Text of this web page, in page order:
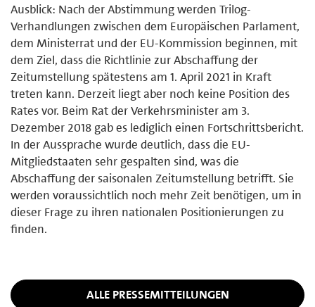
Ausblick: Nach der Abstimmung werden Trilog-
Verhandlungen zwischen dem Europäischen Parlament,
dem Ministerrat und der EU-Kommission beginnen, mit
dem Ziel, dass die Richtlinie zur Abschaffung der
Zeitumstellung spätestens am 1. April 2021 in Kraft
treten kann. Derzeit liegt aber noch keine Position des
Rates vor. Beim Rat der Verkehrsminister am 3.
Dezember 2018 gab es lediglich einen Fortschrittsbericht.
In der Aussprache wurde deutlich, dass die EU-
Mitgliedstaaten sehr gespalten sind, was die
Abschaffung der saisonalen Zeitumstellung betrifft. Sie
werden voraussichtlich noch mehr Zeit benötigen, um in
dieser Frage zu ihren nationalen Positionierungen zu
finden.
ALLE PRESSEMITTEILUNGEN